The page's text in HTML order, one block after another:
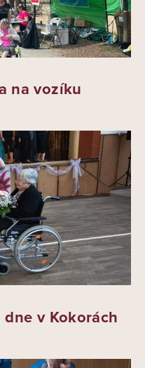
na vozíku
v Kokorách